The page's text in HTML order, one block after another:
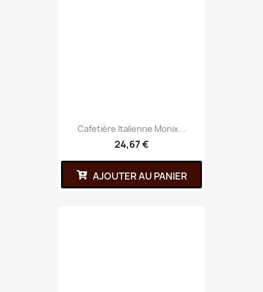
Cafetière Italienne Monix...
24,67 €
AJOUTER AU PANIER